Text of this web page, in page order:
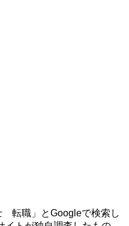
転職」とGoogleで検索し